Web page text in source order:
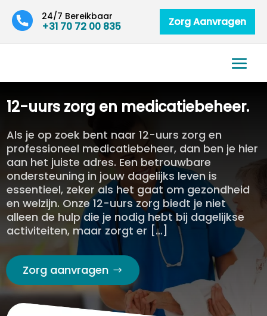
24/7 Bereikbaar
+31 70 72 00 835 Zorg Aanvragen
12-uurs zorg en medicatiebeheer.​
Als je op zoek bent naar 12-uurs zorg en
professioneel medicatiebeheer, dan ben je hier
aan het juiste adres. Een betrouwbare
ondersteuning in jouw dagelijks leven is
essentieel, zeker als het gaat om gezondheid
en welzijn. Onze 12-uurs zorg biedt je niet
alleen de hulp die je nodig hebt bij dagelijkse
activiteiten, maar zorgt er […]
Zorg aanvragen